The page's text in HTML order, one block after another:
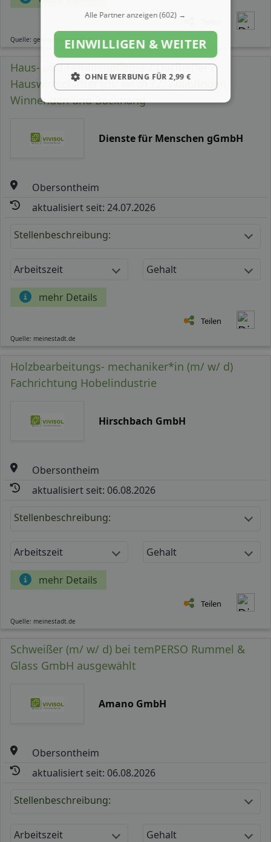
Quelle: germanpersonnel.de
Haus- und Familienpfleger / Dorfhelfer /
Hauswirtschafter (m/ w/ d) TZ, Waiblingen,
Winnenden und Backnang
Dienste für Menschen gGmbH
Obersontheim
aktualisiert seit: 24.07.2026
Stellenbeschreibung:
Arbeitszeit Gehalt
mehr Details
Teilen
Quelle: meinestadt.de
Holzbearbeitungs- mechaniker*in (m/ w/ d)
Fachrichtung Hobelindustrie
Hirschbach GmbH
Obersontheim
aktualisiert seit: 06.08.2026
Stellenbeschreibung:
Arbeitszeit Gehalt
mehr Details
Teilen
Quelle: meinestadt.de
Schweißer (m/ w/ d) bei temPERSO Rummel &
Glass GmbH ausgewählt
Amano GmbH
Obersontheim
aktualisiert seit: 06.08.2026
Stellenbeschreibung:
Arbeitszeit Gehalt
Alle Partner anzeigen(602) →
EINWILLIGEN & WEITER
OHNE WERBUNG FÜR 2,99 €